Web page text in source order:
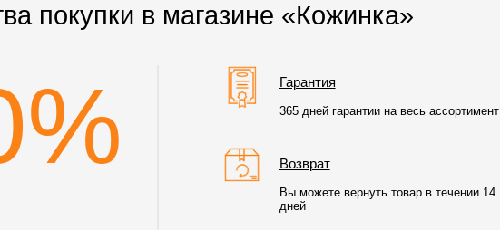
покупки в магазине «Кожинка»
Гарантия
365 дней гарантии на весь ассортимент
Возврат
Вы можете вернуть товар в течении 14
дней